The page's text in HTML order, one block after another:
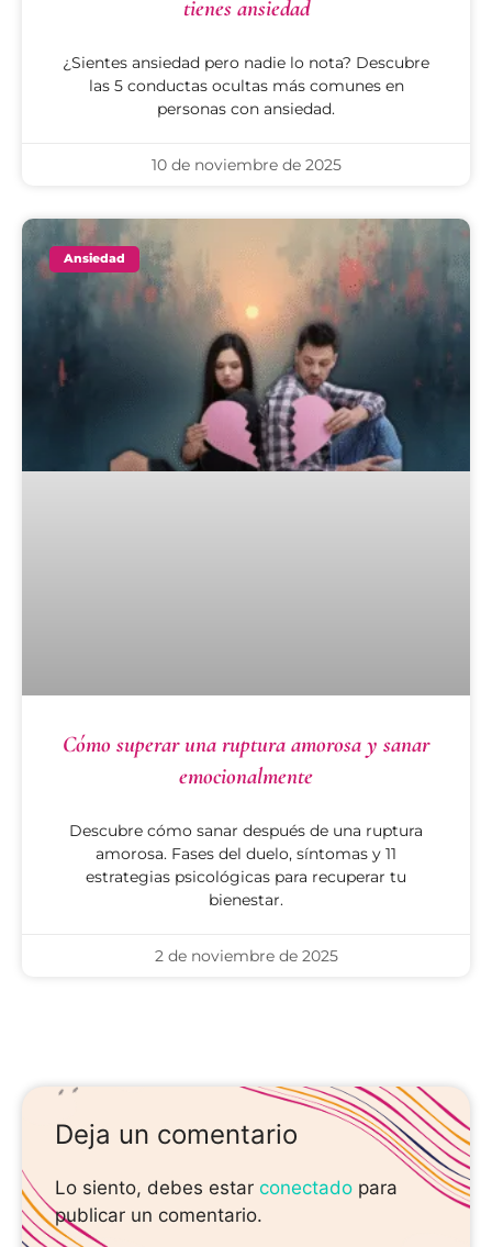
tienes ansiedad
¿Sientes ansiedad pero nadie lo nota? Descubre
las 5 conductas ocultas más comunes en
personas con ansiedad.
10 de noviembre de 2025
Ansiedad
Cómo superar una ruptura amorosa y sanar
emocionalmente
Descubre cómo sanar después de una ruptura
amorosa. Fases del duelo, síntomas y 11
estrategias psicológicas para recuperar tu
bienestar.
2 de noviembre de 2025
Deja un comentario
Lo siento, debes estar conectado para
publicar un comentario.